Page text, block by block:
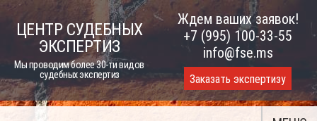
Skip
ЦЕНТР СУДЕБНЫХ
ЭКСПЕРТИЗ
Мы проводим более 30-ти видов
судебных экспертиз
Ждем ваших заявок!
+7 (995) 100-33-55
info@fse.ms
Заказать экспертизу